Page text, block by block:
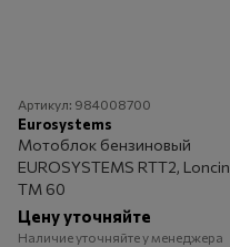
Артикул: 984008700
Eurosystems
Мотоблок бензиновый
EUROSYSTEMS RTT2, Loncin
TM 60
Цену уточняйте
Наличие уточняйте у менеджера